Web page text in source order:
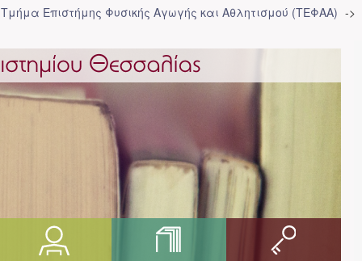
Τμήμα Επιστήμης Φυσικής Αγωγής και Αθλητισμού (ΤΕΦΑΑ)